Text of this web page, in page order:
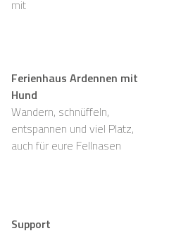
mit
Ferienhaus Ardennen mit
Hund
Wandern, schnüffeln,
entspannen und viel Platz,
auch für eure Fellnasen
Support